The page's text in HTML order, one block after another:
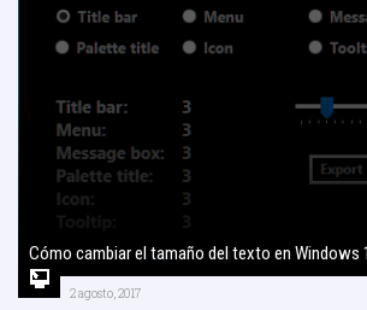
Cómo cambiar el tamaño del texto en Windows
2 agosto, 2017